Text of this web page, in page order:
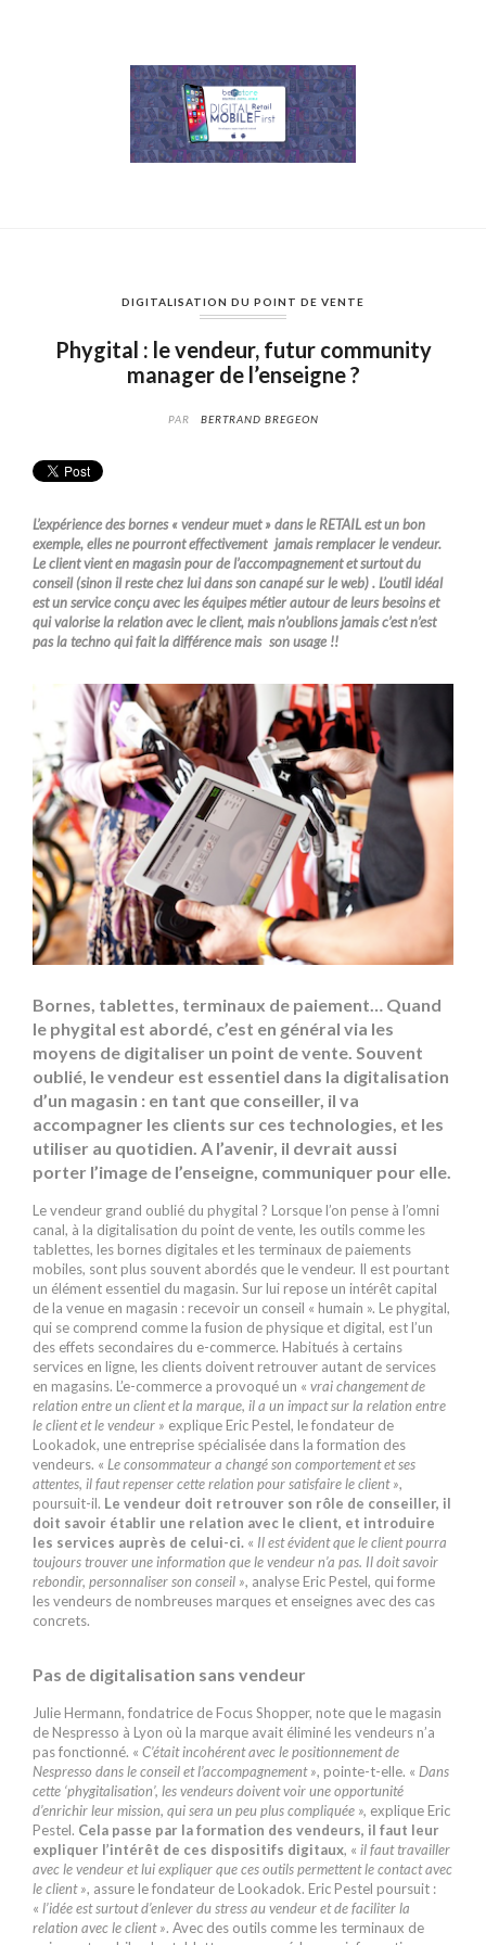
DIGITALISATION DU POINT DE VENTE
Phygital : le vendeur, futur community
manager de l’enseigne ?
PAR BERTRAND BREGEON
L’expérience des bornes « vendeur muet » dans le RETAIL est un bon
exemple, elles ne pourront effectivement jamais remplacer le vendeur.
Le client vient en magasin pour de l’accompagnement et surtout du
conseil (sinon il reste chez lui dans son canapé sur le web) . L’outil idéal
est un service conçu avec les équipes métier autour de leurs besoins et
qui valorise la relation avec le client, mais n’oublions jamais c’est n’est
pas la techno qui fait la différence mais son usage !!
Bornes, tablettes, terminaux de paiement… Quand
le phygital est abordé, c’est en général via les
moyens de digitaliser un point de vente. Souvent
oublié, le vendeur est essentiel dans la digitalisation
d’un magasin : en tant que conseiller, il va
accompagner les clients sur ces technologies, et les
utiliser au quotidien. A l’avenir, il devrait aussi
porter l’image de l’enseigne, communiquer pour elle.
Le vendeur grand oublié du phygital ? Lorsque l’on pense à l’omni
canal, à la digitalisation du point de vente, les outils comme les
tablettes, les bornes digitales et les terminaux de paiements
mobiles, sont plus souvent abordés que le vendeur. Il est pourtant
un élément essentiel du magasin. Sur lui repose un intérêt capital
de la venue en magasin : recevoir un conseil « humain ». Le phygital,
qui se comprend comme la fusion de physique et digital, est l’un
des effets secondaires du e-commerce. Habitués à certains
services en ligne, les clients doivent retrouver autant de services
en magasins. L’e-commerce a provoqué un « vrai changement de
relation entre un client et la marque, il a un impact sur la relation entre
le client et le vendeur » explique Eric Pestel, le fondateur de
Lookadok, une entreprise spécialisée dans la formation des
vendeurs. « Le consommateur a changé son comportement et ses
attentes, il faut repenser cette relation pour satisfaire le client »,
poursuit-il. Le vendeur doit retrouver son rôle de conseiller, il
doit savoir établir une relation avec le client, et introduire
les services auprès de celui-ci. « Il est évident que le client pourra
toujours trouver une information que le vendeur n’a pas. Il doit savoir
rebondir, personnaliser son conseil », analyse Eric Pestel, qui forme
les vendeurs de nombreuses marques et enseignes avec des cas
concrets.
Pas de digitalisation sans vendeur
Julie Hermann, fondatrice de Focus Shopper, note que le magasin
de Nespresso à Lyon où la marque avait éliminé les vendeurs n’a
pas fonctionné. « C’était incohérent avec le positionnement de
Nespresso dans le conseil et l’accompagnement », pointe-t-elle. « Dans
cette ‘phygitalisation’, les vendeurs doivent voir une opportunité
d’enrichir leur mission, qui sera un peu plus compliquée », explique Eric
Pestel. Cela passe par la formation des vendeurs, il faut leur
expliquer l’intérêt de ces dispositifs digitaux, « il faut travailler
avec le vendeur et lui expliquer que ces outils permettent le contact avec
le client », assure le fondateur de Lookadok. Eric Pestel poursuit :
« l’idée est surtout d’enlever du stress au vendeur et de faciliter la
relation avec le client ». Avec des outils comme les terminaux de